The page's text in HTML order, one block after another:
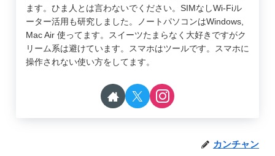
ます。ひま人とは言わないでください。SIMなしWi-Fiル
ーター活用も研究しました。ノートパソコンはWindows,
Mac Air 使ってます。スイーツたまらなく大好きですがク
リーム系は避けています。スマホはツールです。スマホに
操作されない使い方をしてます。
カンチャン